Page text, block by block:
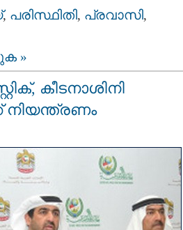
, പരിസ്ഥിതി, പ്രവാസി,
»
കീടനാശിനി